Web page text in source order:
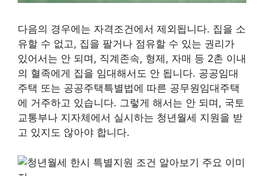
다음의 경우에는 자격조건에서 제외됩니다. 집을 소
유할 수 없고, 집을 팔거나 점유할 수 있는 권리가
있어서는 안 되며, 직계존속, 형제, 자매 등 2촌 이내
의 혈족에게 집을 임대해서도 안 됩니다. 공공임대
주택 또는 공공주택특별법에 따른 공무원임대주택
에 거주하고 있습니다. 그렇게 해서는 안 되며, 국토
교통부나 지자체에서 실시하는 청년월세 지원을 받
고 있지도 않아야 합니다.